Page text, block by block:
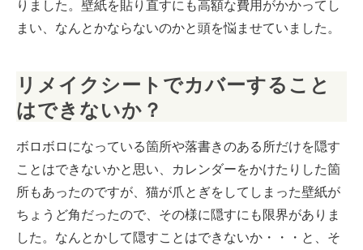
りました。壁紙を貼り直すにも高額な費用がかかってし
まい、なんとかならないのかと頭を悩ませていました。
リメイクシートでカバーすること
はできないか？
ボロボロになっている箇所や落書きのある所だけを隠す
ことはできないかと思い、カレンダーをかけたりした箇
所もあったのですが、猫が爪とぎをしてしまった壁紙が
ちょうど角だったので、その様に隠すにも限界がありま
した。なんとかして隠すことはできないか・・・と、そ